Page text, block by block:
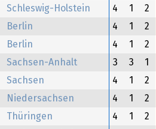
Schleswig-Holstein 4 1 2
Berlin 4 1 2
Berlin 4 1 2
Sachsen-Anhalt 3 3 1
Sachsen 4 1 2
Niedersachsen 4 1 2
Thüringen 4 1 2